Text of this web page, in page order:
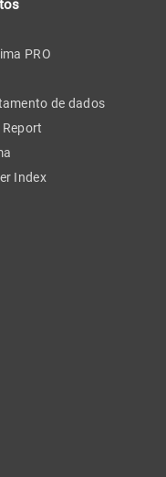
PRO
de dados
Index